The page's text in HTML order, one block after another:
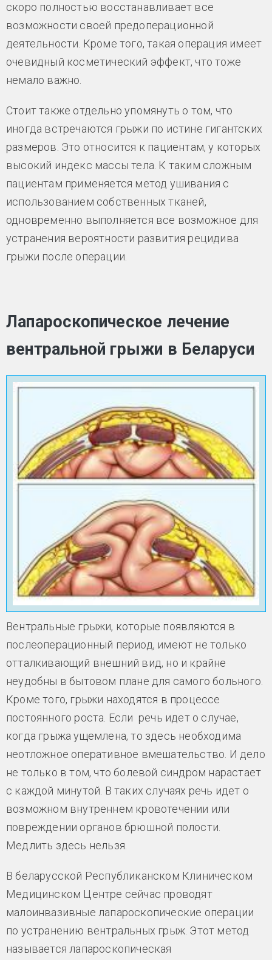
скоро полностью восстанавливает все
возможности своей предоперационной
деятельности. Кроме того, такая операция имеет
очевидный косметический эффект, что тоже
немало важно.
Стоит также отдельно упомянуть о том, что
иногда встречаются грыжи по истине гигантских
размеров. Это относится к пациентам, у которых
высокий индекс массы тела. К таким сложным
пациентам применяется метод ушивания с
использованием собственных тканей,
одновременно выполняется все возможное для
устранения вероятности развития рецидива
грыжи после операции.
Лапароскопическое лечение
вентральной грыжи в Беларуси
Вентральные грыжи, которые появляются в
послеоперационный период, имеют не только
отталкивающий внешний вид, но и крайне
неудобны в бытовом плане для самого больного.
Кроме того, грыжи находятся в процессе
постоянного роста. Если речь идет о случае,
когда грыжа ущемлена, то здесь необходима
неотложное оперативное вмешательство. И дело
не только в том, что болевой синдром нарастает
с каждой минутой. В таких случаях речь идет о
возможном внутреннем кровотечении или
повреждении органов брюшной полости.
Медлить здесь нельзя.
В беларусской Республиканском Клиническом
Медицинском Центре сейчас проводят
малоинвазивные лапароскопические операции
по устранению вентральных грыж. Этот метод
называется лапароскопическая